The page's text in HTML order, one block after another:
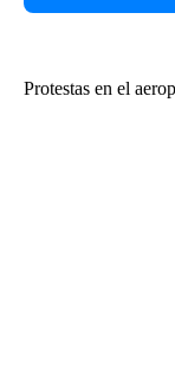
Protestas en el